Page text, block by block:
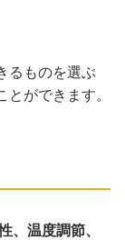
るものを選ぶ
ができます。
、温度調節、